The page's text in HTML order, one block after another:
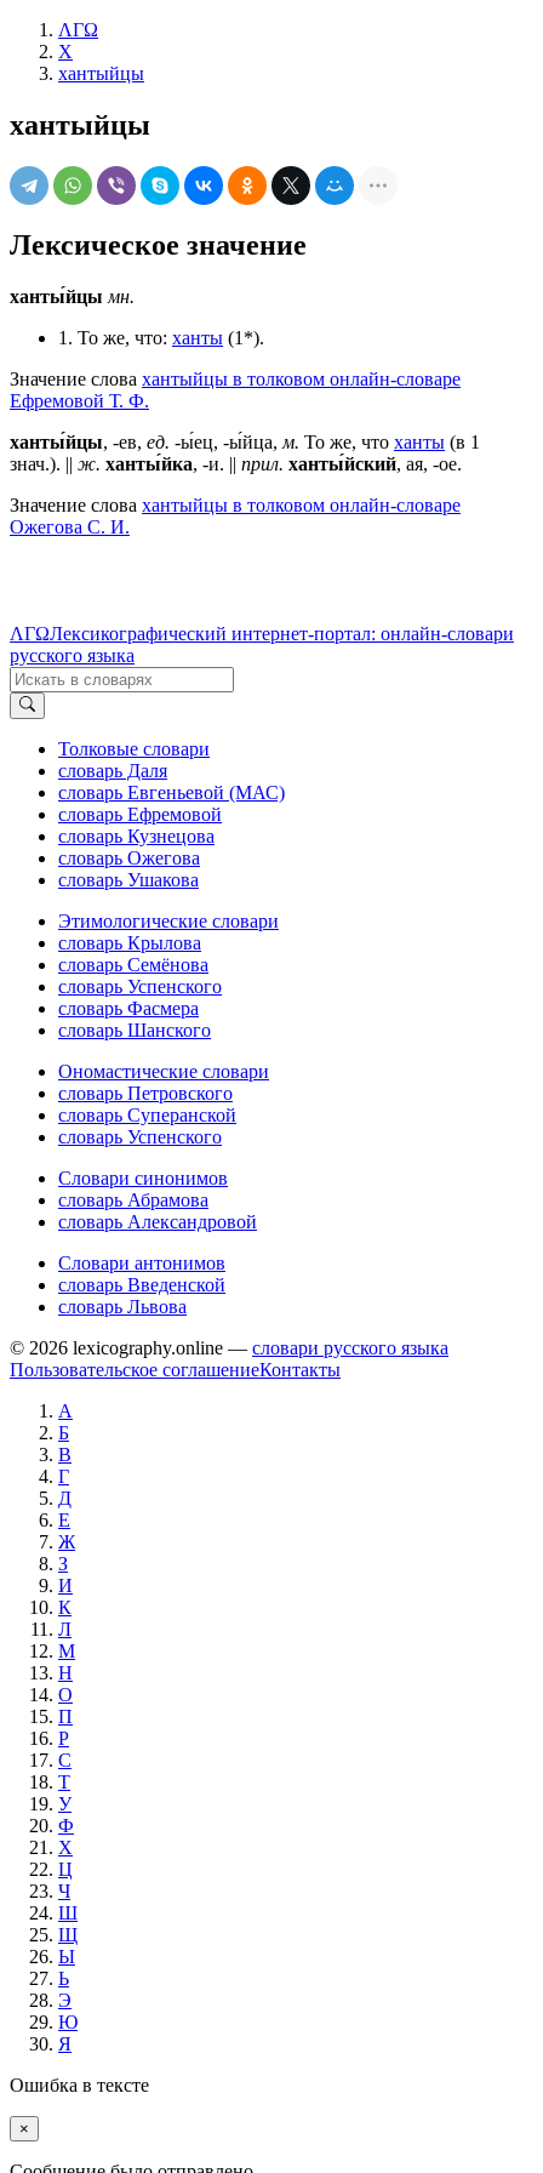
ΛΓΩ
Х
хантыйцы
хантыйцы
Лексическое значение
ханты́йцы мн.
1. То же, что: ханты (1*).
Значение слова хантыйцы в толковом онлайн-словаре
Ефремовой Т. Ф.
ханты́йцы, -ев, ед. -ы́ец, -ы́йца, м. То же, что ханты (в 1
знач.). || ж. ханты́йка, -и. || прил. ханты́йский, ая, -ое.
Значение слова хантыйцы в толковом онлайн-словаре
Ожегова C. И.
ΛΓΩЛексикографический интернет-портал: онлайн-словари
русского языка
Толковые словари
словарь Даля
словарь Евгеньевой (МАС)
словарь Ефремовой
словарь Кузнецова
словарь Ожегова
словарь Ушакова
Этимологические словари
словарь Крылова
словарь Семёнова
словарь Успенского
словарь Фасмера
словарь Шанского
Ономастические словари
словарь Петровского
словарь Суперанской
словарь Успенского
Словари синонимов
словарь Абрамова
словарь Александровой
Словари антонимов
словарь Введенской
словарь Львова
© 2026 lexicography.online — словари русского языка
Пользовательское соглашениеКонтакты
А
Б
В
Г
Д
Е
Ж
З
И
К
Л
М
Н
О
П
Р
С
Т
У
Ф
Х
Ц
Ч
Ш
Щ
Ы
Ь
Э
Ю
Я
Ошибка в тексте
×